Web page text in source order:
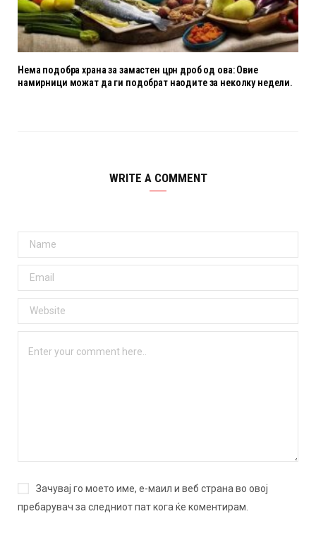
Нема подобра храна за замастен црн дроб од ова: Овие
намирници можат да ги подобрат наодите за неколку недели.
WRITE A COMMENT
Зачувај го моето име, е-маил и веб страна во овој
пребарувач за следниот пат кога ќе коментирам.